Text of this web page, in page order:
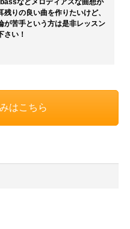
などメロディアスな曲想が
残りの良い曲を作りたいけど、
が苦手という方は是非レッスン
さい！
はこちら